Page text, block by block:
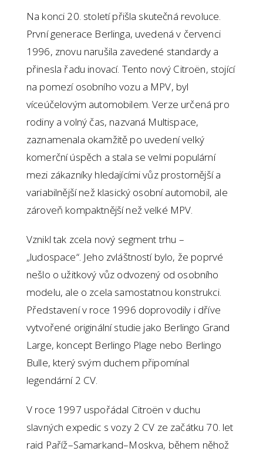
Na konci 20. století přišla skutečná revoluce.
První generace Berlinga, uvedená v červenci
1996, znovu narušila zavedené standardy a
přinesla řadu inovací. Tento nový Citroën, stojící
na pomezí osobního vozu a MPV, byl
víceúčelovým automobilem. Verze určená pro
rodiny a volný čas, nazvaná Multispace,
zaznamenala okamžitě po uvedení velký
komerční úspěch a stala se velmi populární
mezi zákazníky hledajícími vůz prostornější a
variabilnější než klasický osobní automobil, ale
zároveň kompaktnější než velké MPV.
Vznikl tak zcela nový segment trhu –
„ludospace“. Jeho zvláštností bylo, že poprvé
nešlo o užitkový vůz odvozený od osobního
modelu, ale o zcela samostatnou konstrukci.
Představení v roce 1996 doprovodily i dříve
vytvořené originální studie jako Berlingo Grand
Large, koncept Berlingo Plage nebo Berlingo
Bulle, který svým duchem připomínal
legendární 2 CV.
V roce 1997 uspořádal Citroën v duchu
slavných expedic s vozy 2 CV ze začátku 70. let
raid Paříž–Samarkand–Moskva, během něhož